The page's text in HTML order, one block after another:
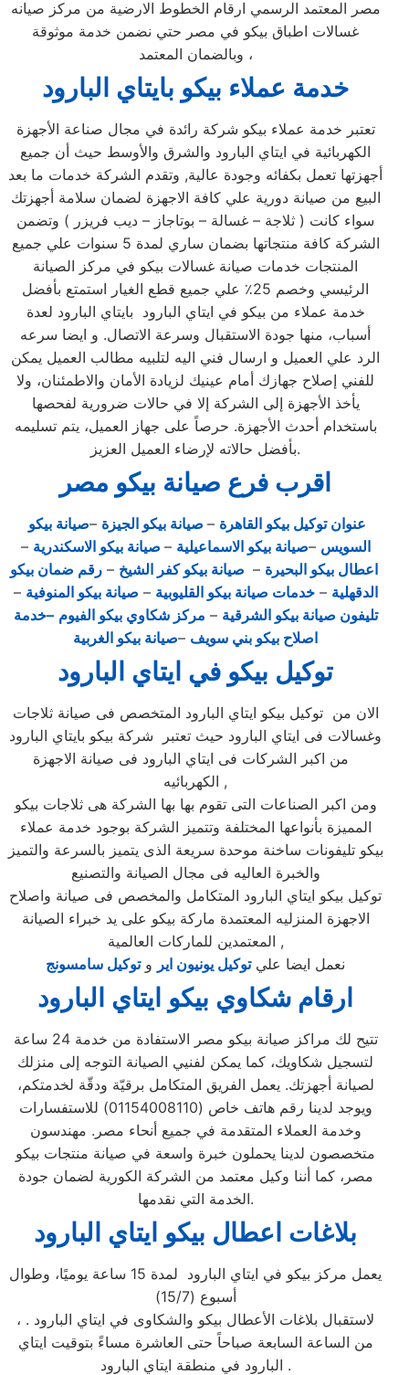
مصر المعتمد الرسمي ارقام الخطوط الارضية من مركز صيانه
غسالات اطباق بيكو في مصر حتي نضمن خدمة موثوقة
وبالضمان المعتمد ،
خدمة عملاء بيكو بايتاي البارود
تعتبر خدمة عملاء بيكو شركة رائدة في مجال صناعة الأجهزة
الكهربائية في ايتاي البارود والشرق والأوسط حيث أن جميع
أجهزتها تعمل بكفائه وجودة عالية, وتقدم الشركة خدمات ما بعد
البيع من صيانة دورية علي كافة الاجهزة لضمان سلامة أجهزتك
سواء كانت ( ثلاجة – غسالة – بوتاجاز – ديب فريزر ) وتضمن
الشركة كافة منتجاتها بضمان ساري لمدة 5 سنوات علي جميع
المنتجات خدمات صيانة غسالات بيكو في مركز الصيانة
الرئيسي وخصم 25٪ علي جميع قطع الغيار استمتع بأفضل
خدمة عملاء من بيكو في ايتاي البارود بايتاي البارود لعدة
أسباب، منها جودة الاستقبال وسرعة الاتصال. و ايضا سرعه
الرد علي العميل و ارسال فني اليه لتلبيه مطالب العميل يمكن
للفني إصلاح جهازك أمام عينيك لزيادة الأمان والاطمئنان، ولا
يأخذ الأجهزة إلى الشركة إلا في حالات ضرورية لفحصها
باستخدام أحدث الأجهزة. حرصاً على جهاز العميل، يتم تسليمه
بأفضل حالاته لإرضاء العميل العزيز.
اقرب فرع صيانة بيكو مصر
عنوان توكيل بيكو القاهرة – صيانة بيكو الجيزة –صيانة بيكو
السويس –صيانة بيكو الاسماعيلية – صيانة بيكو الاسكندرية –
اعطال بيكو البحيرة – صيانة بيكو كفر الشيخ –رقم ضمان بيكو
الدقهلية –خدمات صيانة بيكو القليوبية – صيانة بيكو المنوفية –
تليفون صيانة بيكو الشرقية – مركز شكاوي بيكو الفيوم –خدمة
اصلاح بيكو بني سويف –صيانة بيكو الغربية
توكيل بيكو في ايتاي البارود
الان من توكيل بيكو ايتاي البارود المتخصص فى صيانة ثلاجات
وغسالات فى ايتاي البارود حيث تعتبر شركة بيكو بايتاي البارود
من اكبر الشركات فى ايتاي البارود فى صيانة الاجهزة
الكهربائيه ,
ومن اكبر الصناعات التى تقوم بها بها الشركة هى ثلاجات بيكو
المميزة بأنواعها المختلفة وتتميز الشركة بوجود خدمة عملاء
بيكو تليفونات ساخنة موحدة سريعة الذى يتميز بالسرعة والتميز
والخبرة العاليه فى مجال الصيانة والتصنيع
توكيل بيكو ايتاي البارود المتكامل والمخصص فى صيانة واصلاح
الاجهزة المنزليه المعتمدة ماركة بيكو على يد خبراء الصيانة
المعتمدين للماركات العالمية ,
نعمل ايضا عليتوكيل يونيون اير وتوكيل سامسونج
ارقام شكاوي بيكو ايتاي البارود
تتيح لك مراكز صيانة بيكو مصر الاستفادة من خدمة 24 ساعة
لتسجيل شكاويك، كما يمكن لفنيي الصيانة التوجه إلى منزلك
لصيانة أجهزتك. يعمل الفريق المتكامل برقيّة ودقّة لخدمتكم،
ويوجد لدينا رقم هاتف خاص (01154008110) للاستفسارات
وخدمة العملاء المتقدمة في جميع أنحاء مصر. مهندسون
متخصصون لدينا يحملون خبرة واسعة في صيانة منتجات بيكو
مصر، كما أننا وكيل معتمد من الشركة الكورية لضمان جودة
الخدمة التي نقدمها.
بلاغات اعطال بيكو ايتاي البارود
يعمل مركز بيكو في ايتاي البارود لمدة 15 ساعة يوميًا، وطوال
أسبوع (15/7)
، لاستقبال بلاغات الأعطال بيكو والشكاوى في ايتاي البارود .
من الساعة السابعة صباحاً حتى العاشرة مساءً بتوقيت ايتاي
البارود في منطقة ايتاي البارود .